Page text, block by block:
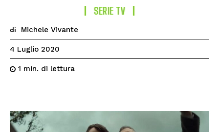
SERIE TV
di Michele Vivante
4 Luglio 2020
1 min. di lettura